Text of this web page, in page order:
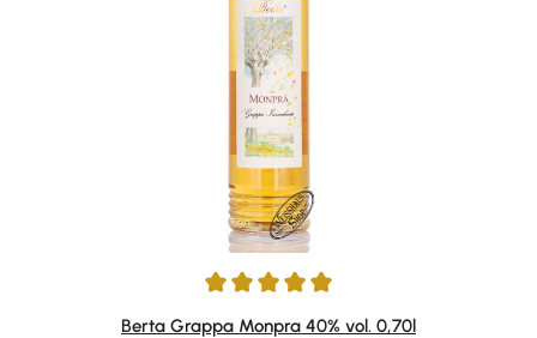
Durchschnittliche Bewertung von 4.92 von 5 Sternen
Berta Grappa Monpra 40% vol. 0,70l